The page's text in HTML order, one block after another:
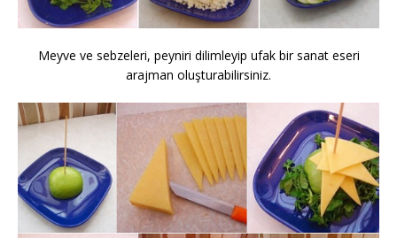
Meyve ve sebzeleri, peyniri dilimleyip ufak bir sanat eseri
arajman oluşturabilirsiniz.